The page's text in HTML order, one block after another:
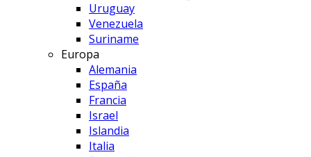
Uruguay
Venezuela
Suriname
Europa
Alemania
España
Francia
Israel
Islandia
Italia